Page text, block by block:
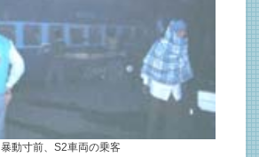
暴動寸前、S2車両の乗客